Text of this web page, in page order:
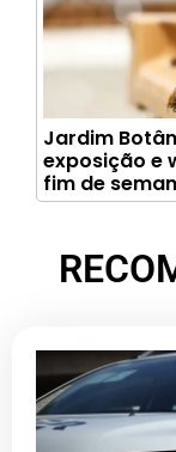
Jardim
exposição e
fim de